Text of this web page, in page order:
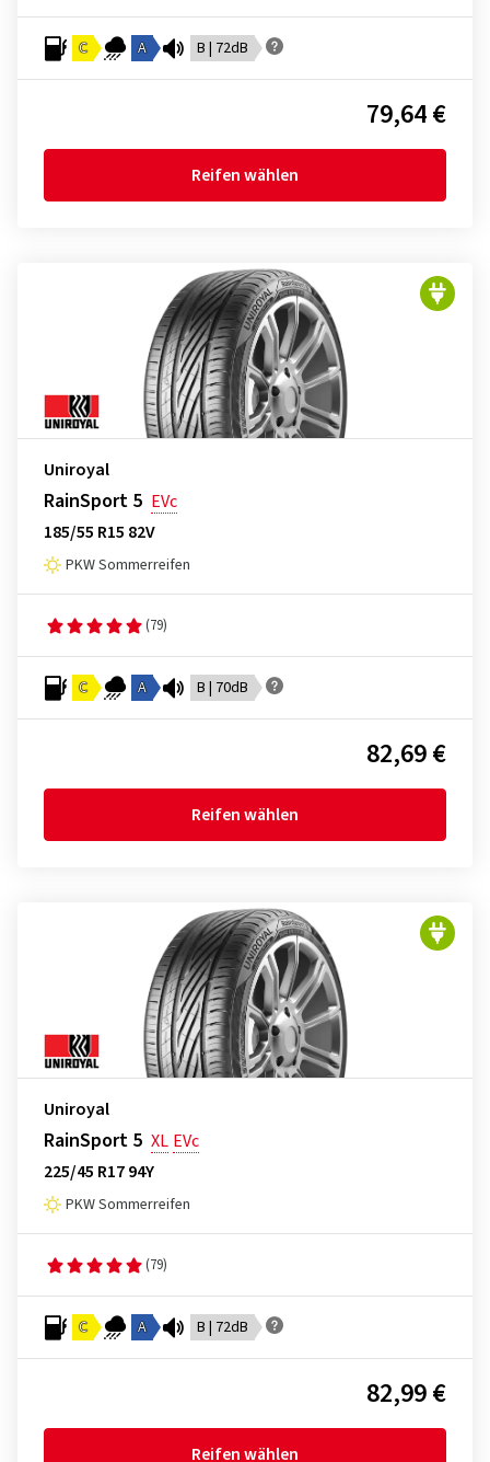
C A B | 72dB
79,64 €
Reifen wählen
Uniroyal
RainSport 5 EVc
185/55 R15 82V
PKW Sommerreifen
(79)
C A B | 70dB
82,69 €
Reifen wählen
Uniroyal
RainSport 5 XL EVc
225/45 R17 94Y
PKW Sommerreifen
(79)
C A B | 72dB
82,99 €
Reifen wählen